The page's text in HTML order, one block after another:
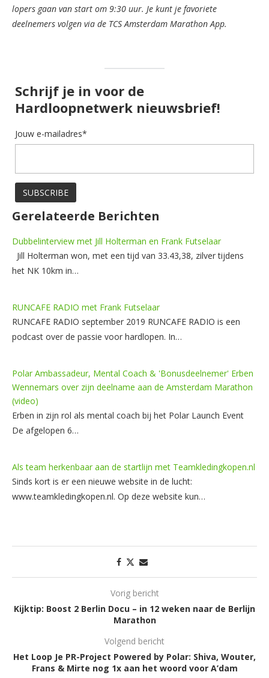
lopers gaan van start om 9:30 uur. Je kunt je favoriete
deelnemers volgen via de TCS Amsterdam Marathon App.
Schrijf je in voor de
Hardloopnetwerk nieuwsbrief!
Jouw e-mailadres*
Gerelateerde Berichten
Dubbelinterview met Jill Holterman en Frank Futselaar
Jill Holterman won, met een tijd van 33.43,38, zilver tijdens
het NK 10km in…
RUNCAFE RADIO met Frank Futselaar
RUNCAFE RADIO september 2019 RUNCAFE RADIO is een
podcast over de passie voor hardlopen. In…
Polar Ambassadeur, Mental Coach & 'Bonusdeelnemer' Erben
Wennemars over zijn deelname aan de Amsterdam Marathon
(video)
Erben in zijn rol als mental coach bij het Polar Launch Event
De afgelopen 6…
Als team herkenbaar aan de startlijn met Teamkledingkopen.nl
Sinds kort is er een nieuwe website in de lucht:
www.teamkledingkopen.nl. Op deze website kun…
Vorig bericht
Kijktip: Boost 2 Berlin Docu – in 12 weken naar de Berlijn
Marathon
Volgend bericht
Het Loop Je PR-Project Powered by Polar: Shiva, Wouter,
Frans & Mirte nog 1x aan het woord voor A’dam